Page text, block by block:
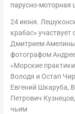
парусно-
24 июня.
крабас»
Дмитрием
фотографом
«Морские
Володя и Остап
Евгений Шкаруба,
Петрович
чьим